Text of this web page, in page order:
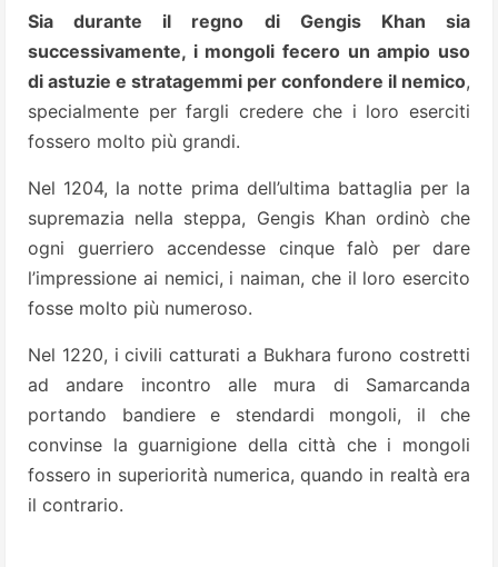
Sia durante il regno di Gengis Khan sia
successivamente, i mongoli fecero un ampio uso
di astuzie e stratagemmi per confondere il nemico,
specialmente per fargli credere che i loro eserciti
fossero molto più grandi.
Nel 1204, la notte prima dell’ultima battaglia per la
supremazia nella steppa, Gengis Khan ordinò che
ogni guerriero accendesse cinque falò per dare
l’impressione ai nemici, i naiman, che il loro esercito
fosse molto più numeroso.
Nel 1220, i civili catturati a Bukhara furono costretti
ad andare incontro alle mura di Samarcanda
portando bandiere e stendardi mongoli, il che
convinse la guarnigione della città che i mongoli
fossero in superiorità numerica, quando in realtà era
il contrario.